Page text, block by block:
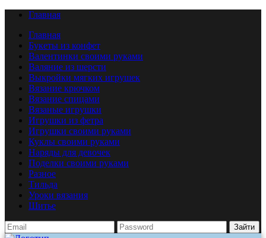
Главная
Главная
Букеты из конфет
Валентинки своими руками
Валяние из шерсти
Выкройки мягких игрушек
Вязание крючком
Вязание спицами
Вязаные игрушки
Игрушки из фетра
Игрушки своими руками
Куклы своими руками
Наряды для девочек
Поделки своими руками
Разное
Тильда
Уроки вязания
Шитье
Зайти